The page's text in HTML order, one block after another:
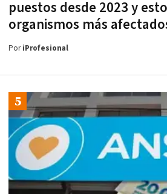
puestos desde 2023 y
organismos más
PoriProfesional